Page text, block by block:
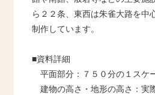
ら２２条、東西は朱雀大路を中
制作しています。
■資料詳細
平面部分：７５０分の１スケ
建物の高さ・地形の高さ：実